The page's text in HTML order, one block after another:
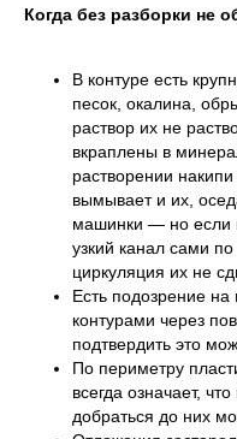
Когда без разборки не
В контуре есть
песок, окалина,
раствор их не
вкраплены в
растворении накипи
вымывает и их,
машинки — но если
узкий канал сами
циркуляция их не
Есть подозрение
контурами через
подтвердить это
По периметру
всегда означает,
добраться до них